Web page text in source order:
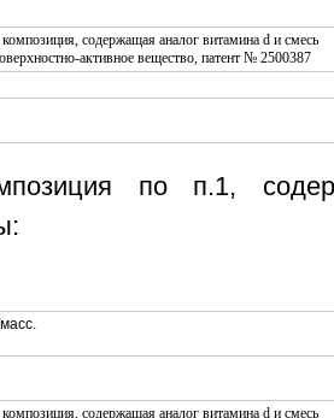
по п.1,